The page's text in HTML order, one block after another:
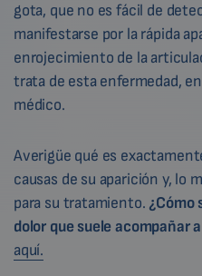
gota, que no es fácil de
manifestarse por la rápida
enrojecimiento de la
trata de esta enfermedad,
médico.
Averigüe qué es
causas de su aparición y, lo
para su tratamiento. ¿Cómo
dolor que suele acompañar
aquí.